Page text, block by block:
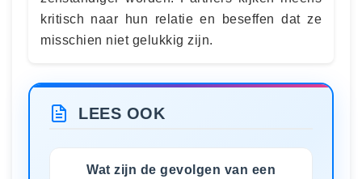
kritisch naar hun relatie en beseffen dat ze
misschien niet gelukkig zijn.
LEES OOK
Wat zijn de gevolgen van een